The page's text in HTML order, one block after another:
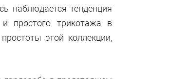
наблюдается тенденция
простого трикотажа в
этой коллекции,